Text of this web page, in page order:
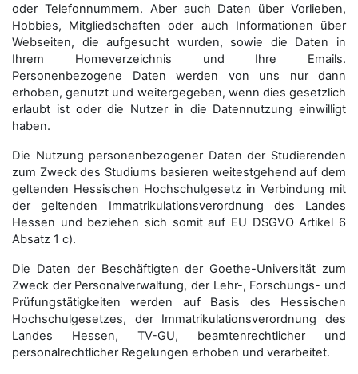
oder Telefonnummern. Aber auch Daten über Vorlieben,
Hobbies, Mitgliedschaften oder auch Informationen über
Webseiten, die aufgesucht wurden, sowie die Daten in
Ihrem Homeverzeichnis und Ihre Emails.
Personenbezogene Daten werden von uns nur dann
erhoben, genutzt und weitergegeben, wenn dies gesetzlich
erlaubt ist oder die Nutzer in die Datennutzung einwilligt
haben.
Die Nutzung personenbezogener Daten der Studierenden
zum Zweck des Studiums basieren weitestgehend auf dem
geltenden Hessischen Hochschulgesetz in Verbindung mit
der geltenden Immatrikulationsverordnung des Landes
Hessen und beziehen sich somit auf EU DSGVO Artikel 6
Absatz 1 c).
Die Daten der Beschäftigten der Goethe-Universität zum
Zweck der Personal­verwaltung, der Lehr-, Forschungs- und
Prüfungstätigkeiten werden auf Basis des Hessischen
Hochschulgesetzes, der Immatrikulations­verordnung des
Landes Hessen, TV-GU, beamtenrechtlicher und
personalrechtlicher Regelungen erhoben und verarbeitet.